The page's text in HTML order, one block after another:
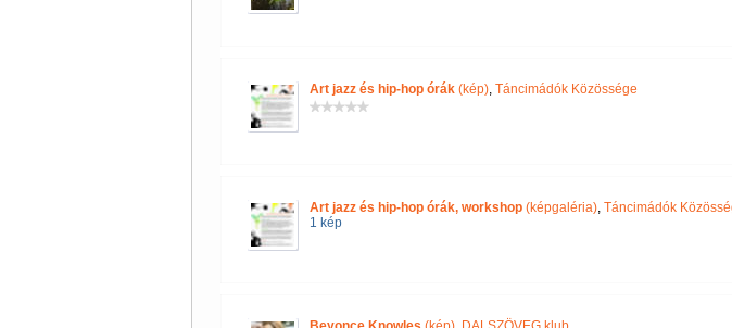
Art jazz és hip-hop órák(kép), Táncimádók Közössége
Art jazz és hip-hop órák, workshop(képgaléria), Táncimádók
1 kép